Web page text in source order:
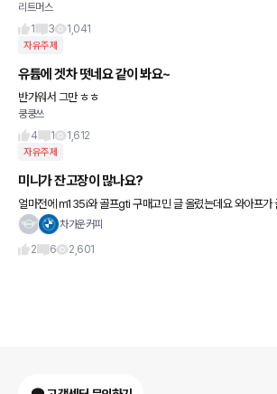
리트머스
1
3 1,041
자유주제
유튭에 겟차 떳네요 같이 봐요~
반가워서 그만 ㅎㅎ
쿵쿵쓰
4
1 1,612
자유주제
미니가 잔고장이 많나요?
얼마전에 m135i와 골프gti 구매고민 글 올렸는데요 와아프가 골프는
미니 추천하신분이 계시길래...사실 1도 생각안했었거든요 근
차가운커피
2
6 2,601